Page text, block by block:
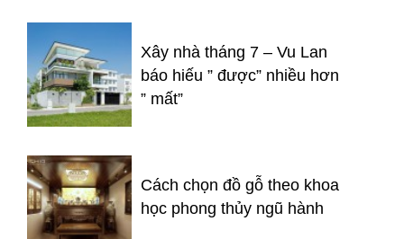
Xây nhà tháng 7 – Vu Lan
báo hiếu ” được” nhiều hơn
” mất”
Cách chọn đồ gỗ theo khoa
học phong thủy ngũ hành